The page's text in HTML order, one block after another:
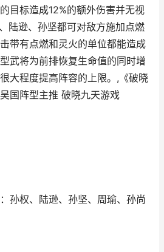
目标造成12%的额外伤害并无视
陆逊、孙坚都可对敌方施加点燃
带有点燃和灵火的单位都能造成
武将为前排恢复生命值的同时增
大程度提高阵容的上限。,《破晓
国阵型主推 破晓九天游戏
孙权、陆逊、孙坚、周瑜、孙尚